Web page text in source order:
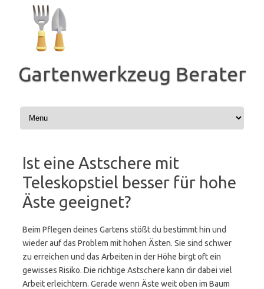
Inhalt
springen
Gartenwerkzeug Berater
Ist eine Astschere mit
Teleskopstiel besser für hohe
Äste geeignet?
Beim Pflegen deines Gartens stößt du bestimmt hin und
wieder auf das Problem mit hohen Ästen. Sie sind schwer
zu erreichen und das Arbeiten in der Höhe birgt oft ein
gewisses Risiko. Die richtige Astschere kann dir dabei viel
Arbeit erleichtern. Gerade wenn Äste weit oben im Baum